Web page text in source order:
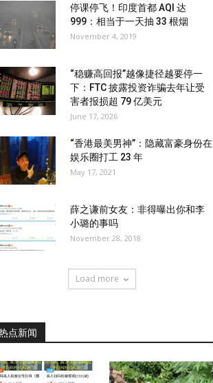
停课停飞！印度首都 AQI 达
999：相当于一天抽 33 根烟
November 4, 2019
“稳赚高回报”越像捷径越要停一
下：FTC 披露投资诈骗去年让受
害者报损超 79 亿美元
June 17, 2026
“香港最美男神”：隐藏富豪身份在
娱乐圈打工 23 年
May 17, 2021
薛之谦前女友：非得曝出你和李
小璐的事吗
November 28, 2018
Load more
点新闻